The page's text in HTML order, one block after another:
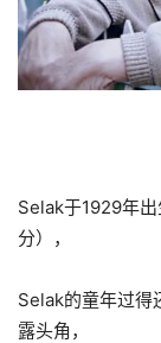
Selak于1929年
分），
Selak的童年过得
露头角，